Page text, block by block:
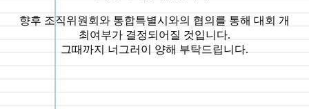
향후 조직위원회와 통합특별시와의 협의를 통해 대회 개
최여부가 결정되어질 것입니다.
그때까지 너그러이 양해 부탁드립니다.